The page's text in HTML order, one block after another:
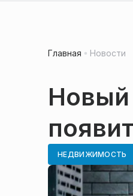
Главная Новости
Новый
НЕДВИЖИМОСТЬ